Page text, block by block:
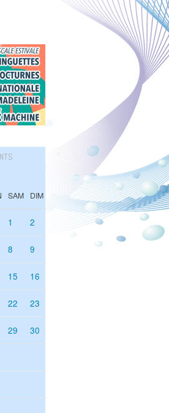
SAM DIM
1 2
8 9
15 16
22 23
29 30